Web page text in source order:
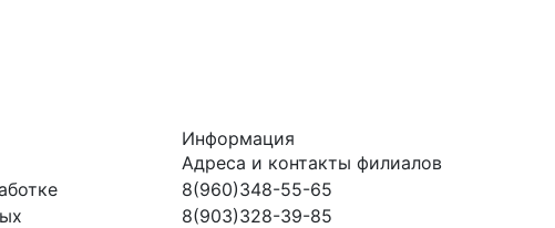
Информация
Адреса и контакты филиалов
8(960)348-55-65
8(903)328-39-85